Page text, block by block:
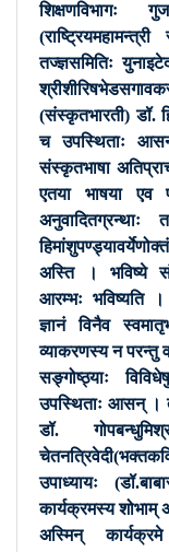
शिक्षणविभागः
तज्ज्ञसमितिः
(संस्कृतभारती) डॉ.
च उपस्थिताः
संस्कृतभाषा
एतया भाषया एव
अस्ति । भविष्ये
आरम्भः भविष्यति
ज्ञानं विनैव
व्याकरणस्य न परन्तु
सङ्गोष्ठ्याः
उपस्थिताः आसन् ।
डॉ.
उपाध्यायः
कार्यक्रमस्य शोभाम्
अस्मिन्